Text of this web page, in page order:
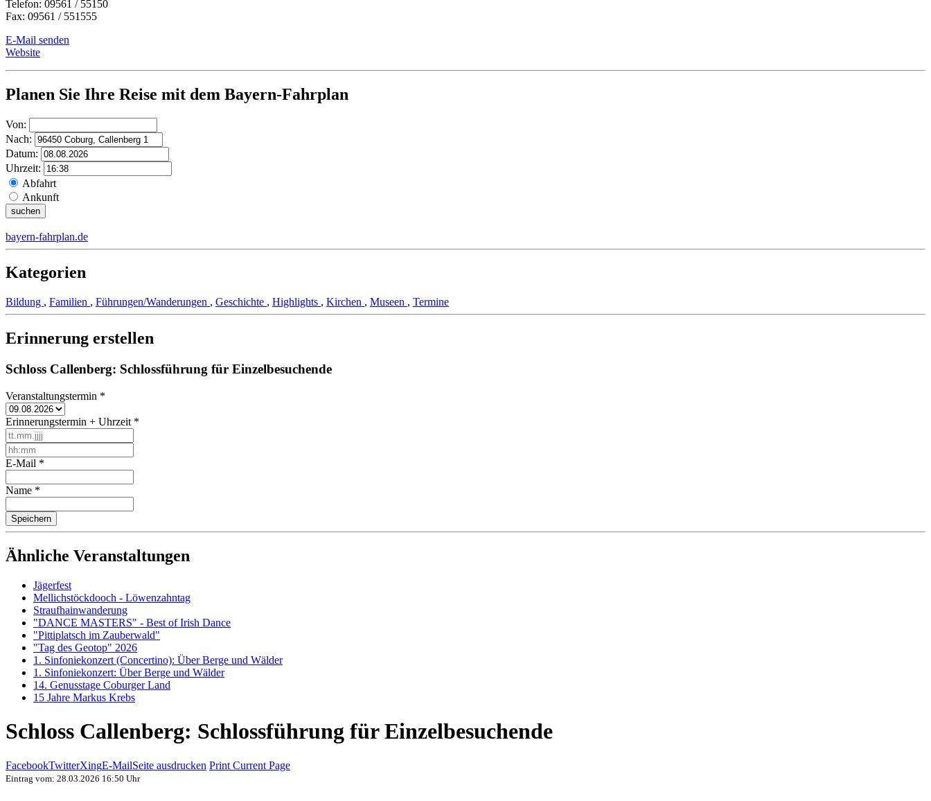
Telefon: 09561 / 55150
Fax: 09561 / 551555
E-Mail senden
Website
Planen Sie Ihre Reise mit dem Bayern-Fahrplan
Von:
Nach:
Datum:
Uhrzeit:
Abfahrt
Ankunft
bayern-fahrplan.de
Kategorien
Bildung , Familien , Führungen/Wanderungen , Geschichte , Highlights , Kirchen , Museen , Termine
Erinnerung erstellen
Schloss Callenberg: Schlossführung für Einzelbesuchende
Veranstaltungstermin *
Erinnerungstermin + Uhrzeit *
E-Mail *
Name *
Ähnliche Veranstaltungen
Jägerfest
Mellichstöckdooch - Löwenzahntag
Straufhainwanderung
"DANCE MASTERS" - Best of Irish Dance
"Pittiplatsch im Zauberwald"
"Tag des Geotop" 2026
1. Sinfoniekonzert (Concertino): Über Berge und Wälder
1. Sinfoniekonzert: Über Berge und Wälder
14. Genusstage Coburger Land
15 Jahre Markus Krebs
Schloss Callenberg: Schlossführung für Einzelbesuchende
FacebookTwitterXingE-MailSeite ausdrucken Print Current Page
Eintrag vom: 28.03.2026 16:50 Uhr